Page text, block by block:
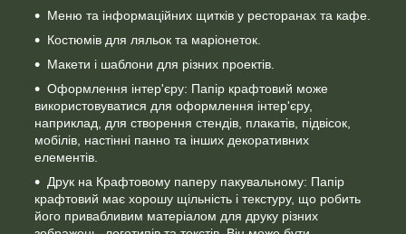
Меню та інформаційних щитків у ресторанах та кафе.
Костюмів для ляльок та маріонеток.
Макети і шаблони для різних проектів.
Оформлення інтер'єру: Папір крафтовий може
використовуватися для оформлення інтер'єру,
наприклад, для створення стендів, плакатів, підвісок,
мобілів, настінні панно та інших декоративних
елементів.
Друк на Крафтовому паперу пакувальному: Папір
крафтовий має хорошу щільність і текстуру, що робить
його привабливим матеріалом для друку різних